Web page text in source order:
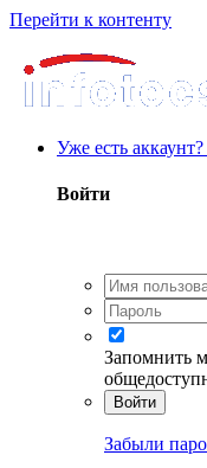
Перейти к контенту
Уже есть
Войти
Запомнить
Войти
Забыли